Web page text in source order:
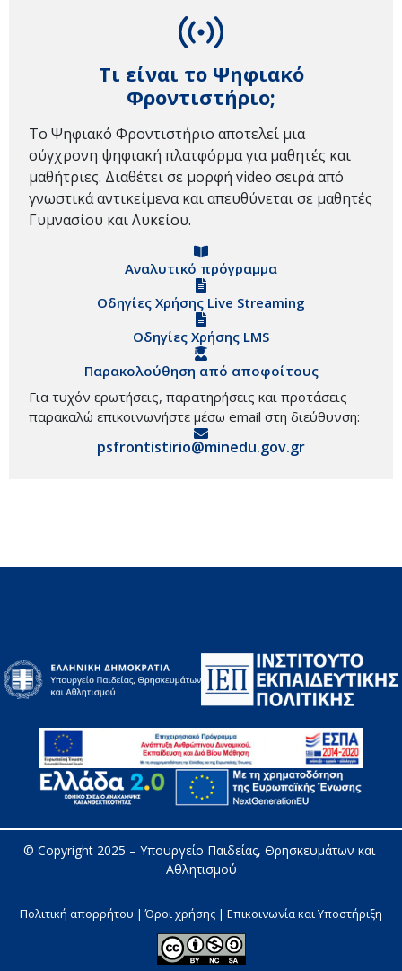
Τι είναι το Ψηφιακό
Φροντιστήριο;
Το Ψηφιακό Φροντιστήριο αποτελεί μια
σύγχρονη ψηφιακή πλατφόρμα για μαθητές και
μαθήτριες. Διαθέτει σε μορφή video σειρά από
γνωστικά αντικείμενα και απευθύνεται σε μαθητές
Γυμνασίου και Λυκείου.
Αναλυτικό πρόγραμμα
Οδηγίες Χρήσης Live Streaming
Οδηγίες Χρήσης LMS
Παρακολούθηση από αποφοίτους
Για τυχόν ερωτήσεις, παρατηρήσεις και προτάσεις
παρακαλώ επικοινωνήστε μέσω email στη διεύθυνση:
psfrontistirio@minedu.gov.gr
© Copyright 2025 – Υπουργείο Παιδείας, Θρησκευμάτων και
Αθλητισμού
Πολιτική απορρήτου | Όροι χρήσης | Επικοινωνία και Υποστήριξη